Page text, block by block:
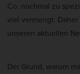
l
i
s
Co. nochmal zu
viel vermengt.
unseren aktuellen
Der Grund, warum
Essenziell (7)